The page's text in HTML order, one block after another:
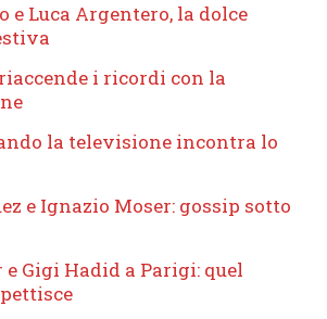
Luca Argentero, la dolce
i ricordi con la
la televisione incontra lo
e Ignazio Moser: gossip sotto
e Gigi Hadid a Parigi: quel